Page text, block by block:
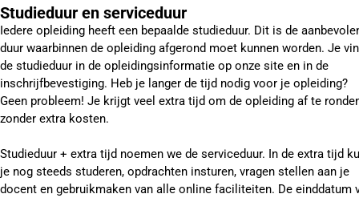
Studieduur en serviceduur
Iedere opleiding heeft een bepaalde studieduur. Dit is de
duur waarbinnen de opleiding afgerond moet kunnen worden. Je
de studieduur in de opleidingsinformatie op onze site en in de
inschrijfbevestiging. Heb je langer de tijd nodig voor je opleiding?
Geen probleem! Je krijgt veel extra tijd om de opleiding af te
zonder extra kosten.
Studieduur + extra tijd noemen we de serviceduur. In de extra tijd
je nog steeds studeren, opdrachten insturen, vragen stellen aan je
docent en gebruikmaken van alle online faciliteiten. De einddatum